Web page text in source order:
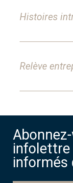
Histoires
Relève
infolettre
informés